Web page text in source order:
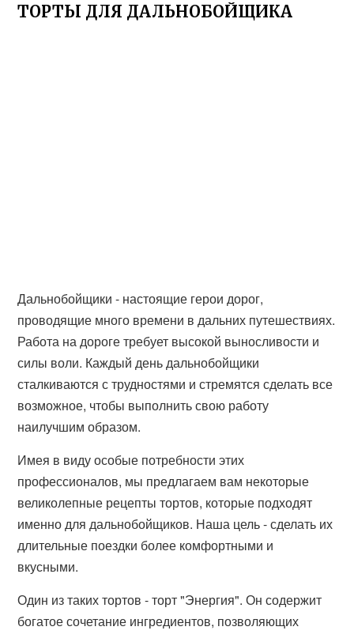
ТОРТЫ ДЛЯ ДАЛЬНОБОЙЩИКА
Дальнобойщики - настоящие герои дорог,
проводящие много времени в дальних путешествиях.
Работа на дороге требует высокой выносливости и
силы воли. Каждый день дальнобойщики
сталкиваются с трудностями и стремятся сделать все
возможное, чтобы выполнить свою работу
наилучшим образом.
Имея в виду особые потребности этих
профессионалов, мы предлагаем вам некоторые
великолепные рецепты тортов, которые подходят
именно для дальнобойщиков. Наша цель - сделать их
длительные поездки более комфортными и
вкусными.
Один из таких тортов - торт "Энергия". Он содержит
богатое сочетание ингредиентов, позволяющих